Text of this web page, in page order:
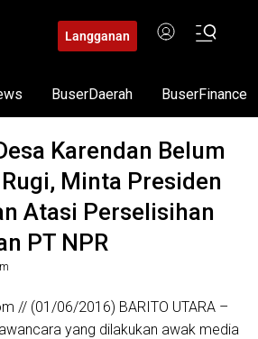
Langganan
BuserDaerah BuserFinance
Karendan Belum
Minta Presiden
Atasi Perselisihan
PT NPR
// (01/06/2016) BARITO UTARA –
yang dilakukan awak media